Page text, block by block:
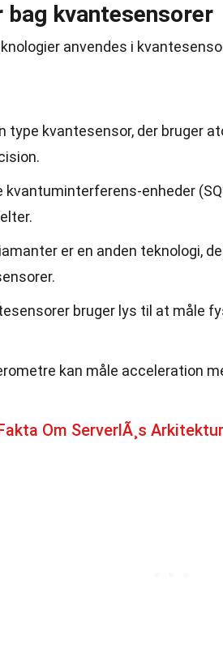
bag kvantesensorer
anvendes i
type kvantesensor, der bruger
kvantuminterferens-enheder
er en anden teknologi,
bruger lys til at måle
kan måle acceleration
Om ServerlÃ¸s Arkitektur